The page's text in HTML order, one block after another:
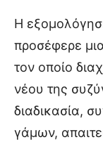
Η
προσέφερε
τον οποίο
νέου της
διαδικασία,
γάμων,